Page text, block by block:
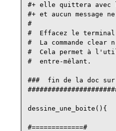
#+ elle quittera avec
#+ et aucun message
#
#  Effacez le terminal
#  La commande
#  Cela permet à
#  entre-mêlant.
###  fin de la doc sur
dessine_une_boite(){
#=============#